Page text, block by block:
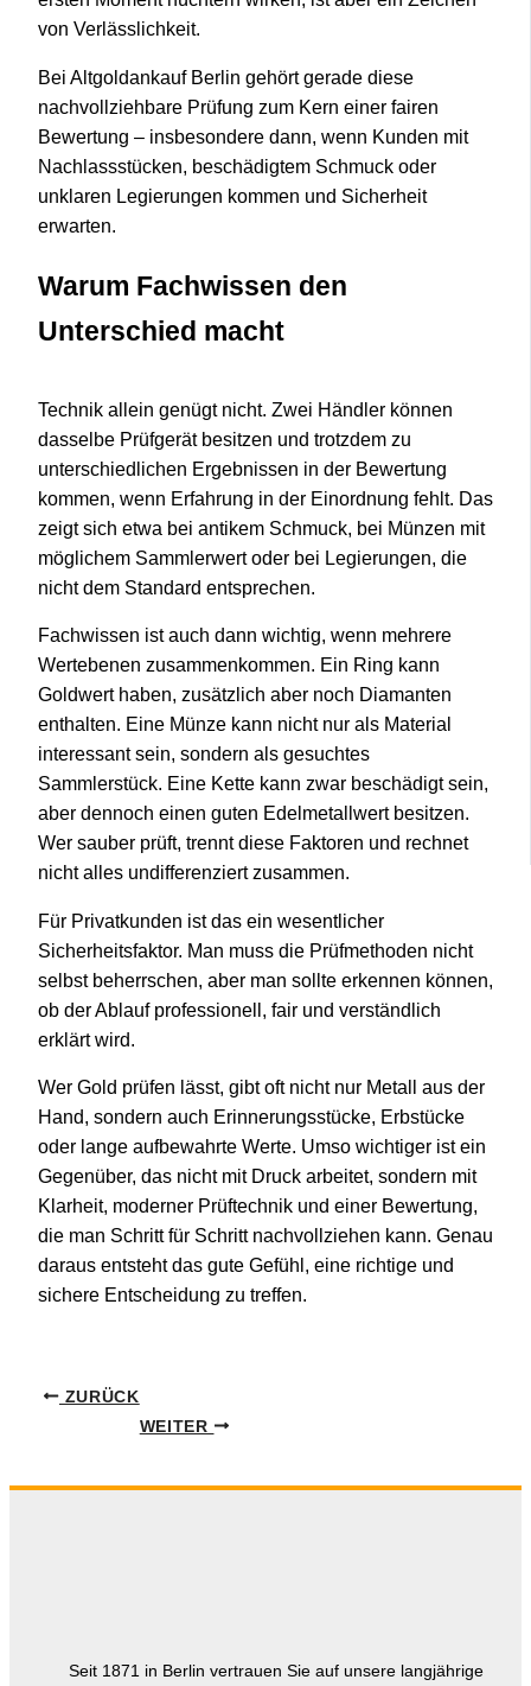
von Verlässlichkeit.
Bei Altgoldankauf Berlin gehört gerade diese
nachvollziehbare Prüfung zum Kern einer fairen
Bewertung – insbesondere dann, wenn Kunden mit
Nachlassstücken, beschädigtem Schmuck oder
unklaren Legierungen kommen und Sicherheit
erwarten.
Warum Fachwissen den
Unterschied macht
Technik allein genügt nicht. Zwei Händler können
dasselbe Prüfgerät besitzen und trotzdem zu
unterschiedlichen Ergebnissen in der Bewertung
kommen, wenn Erfahrung in der Einordnung fehlt. Das
zeigt sich etwa bei antikem Schmuck, bei Münzen mit
möglichem Sammlerwert oder bei Legierungen, die
nicht dem Standard entsprechen.
Fachwissen ist auch dann wichtig, wenn mehrere
Wertebenen zusammenkommen. Ein Ring kann
Goldwert haben, zusätzlich aber noch Diamanten
enthalten. Eine Münze kann nicht nur als Material
interessant sein, sondern als gesuchtes
Sammlerstück. Eine Kette kann zwar beschädigt sein,
aber dennoch einen guten Edelmetallwert besitzen.
Wer sauber prüft, trennt diese Faktoren und rechnet
nicht alles undifferenziert zusammen.
Für Privatkunden ist das ein wesentlicher
Sicherheitsfaktor. Man muss die Prüfmethoden nicht
selbst beherrschen, aber man sollte erkennen können,
ob der Ablauf professionell, fair und verständlich
erklärt wird.
Wer Gold prüfen lässt, gibt oft nicht nur Metall aus der
Hand, sondern auch Erinnerungsstücke, Erbstücke
oder lange aufbewahrte Werte. Umso wichtiger ist ein
Gegenüber, das nicht mit Druck arbeitet, sondern mit
Klarheit, moderner Prüftechnik und einer Bewertung,
die man Schritt für Schritt nachvollziehen kann. Genau
daraus entsteht das gute Gefühl, eine richtige und
sichere Entscheidung zu treffen.
ZURÜCK
WEITER
Seit 1871 in Berlin vertrauen Sie auf unsere langjährige